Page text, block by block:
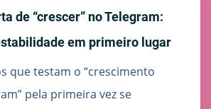
de “crescer” no Telegram:
em primeiro lugar
que testam o “crescimento
pela primeira vez se